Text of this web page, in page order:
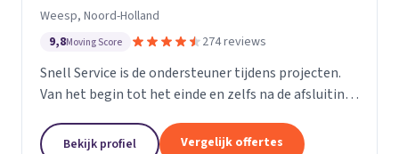
Weesp, Noord-Holland
9,8Moving Score 274 reviews
Snell Service is de ondersteuner tijdens projecten.
Van het begin tot het einde en zelfs na de afsluiting
Bekijk profiel Vergelijk offertes